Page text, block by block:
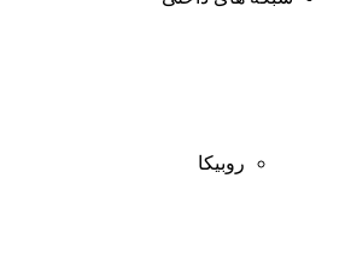
روبیکا